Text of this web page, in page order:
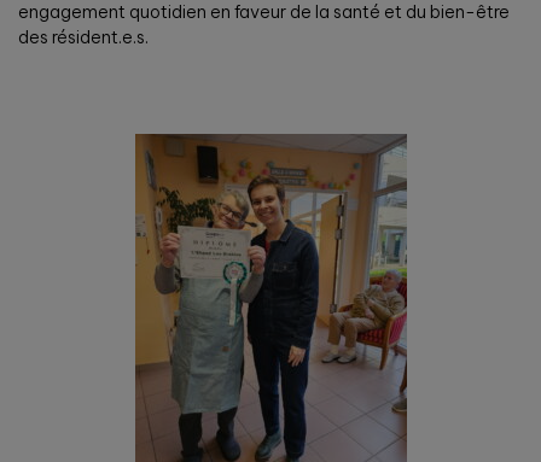
engagement quotidien en faveur de la santé et du bien-être
des résident.e.s.